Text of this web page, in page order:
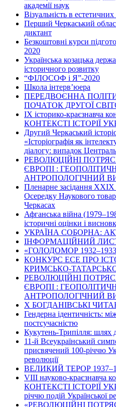
академії наук
Візуальність в
Перший Черкаський
диктант
Безкоштовні курси
2020
Українська козацька
історичного розвитку
“ФІЛОСОФ і Я”-2020
Школа інтерв’юера
ПЕРЕДВОЄННА
ПОЧАТОК ДРУГОЇ
ІХ історико-
КОНТЕКСТІ ІСТОРІЇ
Другий Черкаський
«Історіографія як
діалогу: випадок
РЕВОЛЮЦІЙНІ
ЄВРОПІ :
АНТРОПОЛОГІЧНИЙ
Пленарне засідання ХХІХ
Осередку Наукового
Черкасах
Афганська війна
історичні оцінки і
УКРАЇНА СОБОРНА:
ІНФОРМАЦІЙНИЙ
«ГОЛОДОМОР
КОНКУРС ЕСЕ ПРО
КРИМСЬКО-
РЕВОЛЮЦІЙНІ
ЄВРОПІ :
АНТРОПОЛОГІЧНИЙ
Х БОГДАНІВСЬКІ
Гендерна ідентичність:
постсучасністю
Кукутень-Трипілля:
11-й Всеукраїнський
присвячений 100-річчю
революції
ВЕЛИКИЙ ТЕРОР
VІІІ науково-
КОНТЕКСТІ ІСТОРІЇ
річчю подій Української
«РЕВОЛЮЦІЙНІ